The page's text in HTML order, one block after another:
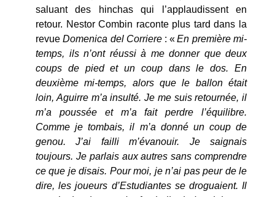
saluant des hinchas qui l’applaudissent en
retour. Nestor Combin raconte plus tard dans la
revueDomenica del Corriere: «En première mi-
temps, ils n’ont réussi à me donner que deux
coups de pied et un coup dans le dos. En
deuxième mi-temps, alors que le ballon était
loin, Aguirre m’a insulté. Je me suis retournée, il
m’a poussée et m’a fait perdre l’équilibre.
Comme je tombais, il m’a donné un coup de
genou. J’ai failli m’évanouir. Je saignais
toujours. Je parlais aux autres sans comprendre
ce que je disais. Pour moi, je n’ai pas peur de le
dire, les joueurs d’Estudiantes se droguaient. Il